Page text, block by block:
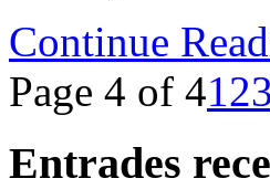
Continue
Page 4 of 4123
Entrades